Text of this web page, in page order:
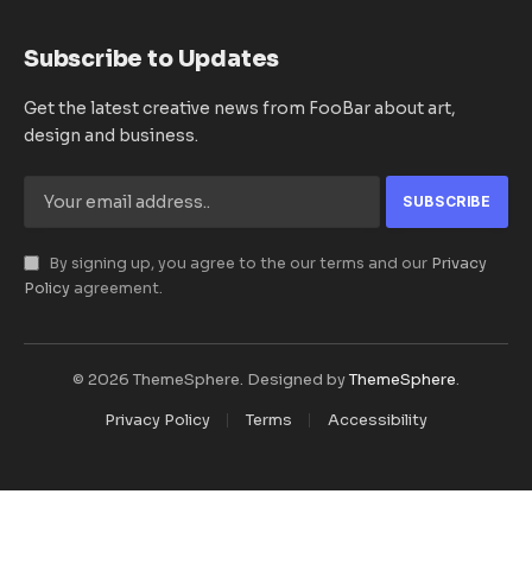
Subscribe to Updates
Get the latest creative news from FooBar about art,
design and business.
By signing up, you agree to the our terms and our Privacy
Policy agreement.
© 2026 ThemeSphere. Designed byThemeSphere.
Privacy Policy
Terms Accessibility